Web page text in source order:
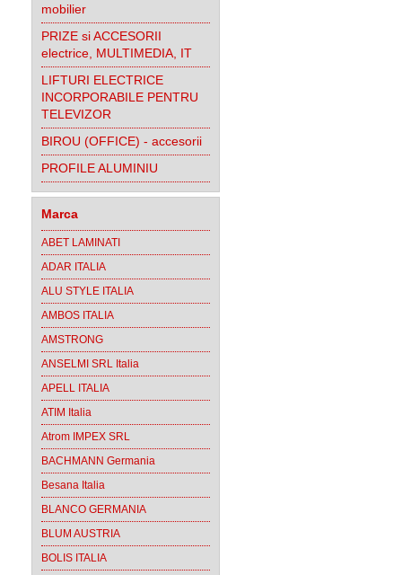
mobilier
PRIZE si ACCESORII
electrice, MULTIMEDIA, IT
LIFTURI ELECTRICE
INCORPORABILE PENTRU
TELEVIZOR
BIROU (OFFICE) - accesorii
PROFILE ALUMINIU
Marca
ABET LAMINATI
ADAR ITALIA
ALU STYLE ITALIA
AMBOS ITALIA
AMSTRONG
ANSELMI SRL Italia
APELL ITALIA
ATIM Italia
Atrom IMPEX SRL
BACHMANN Germania
Besana Italia
BLANCO GERMANIA
BLUM AUSTRIA
BOLIS ITALIA